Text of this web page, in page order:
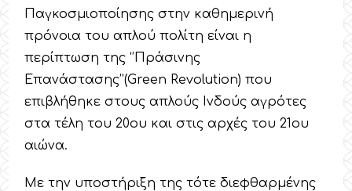
Παγκοσμιοποίησης στην καθημερινή
πρόνοια του απλού πολίτη είναι η
περίπτωση της ‘’Πράσινης
Επανάστασης’’(Green Revolution) που
επιβλήθηκε στους απλούς Ινδούς αγρότες
στα τέλη του 20ου και στις αρχές του 21ου
αιώνα.
Με την υποστήριξη της τότε διεφθαρμένης